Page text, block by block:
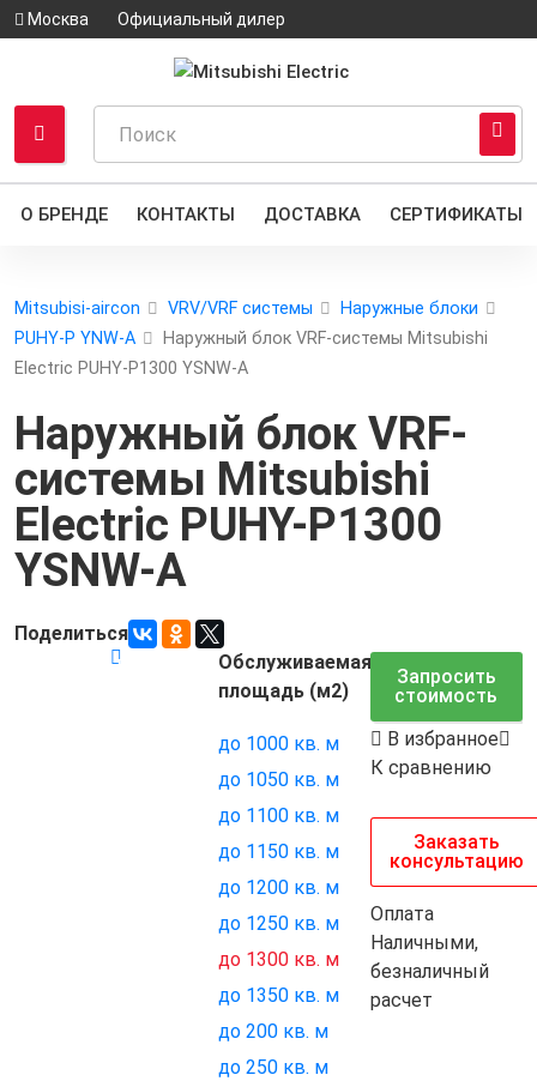
Москва Официальный дилер
О БРЕНДЕ КОНТАКТЫ ДОСТАВКА СЕРТИФИКАТЫ
Mitsubisi-aircon VRV/VRF системы
Наружные блоки
PUHY-P YNW-A
Наружный блок VRF-системы Mitsubishi
Electric PUHY-P1300 YSNW-A
Наружный блок VRF-
системы Mitsubishi
Electric PUHY-P1300
YSNW-A
Поделиться
Код товара:
Запросить
стоимость
В избранное
К сравнению
Заказать
консультацию
Оплата
Наличными,
безналичный
расчет
Обслуживаемая
площадь (м2)
до 1000 кв. м
до 1050 кв. м
до 1100 кв. м
до 1150 кв. м
до 1200 кв. м
до 1250 кв. м
до 1300 кв. м
до 1350 кв. м
до 200 кв. м
до 250 кв. м